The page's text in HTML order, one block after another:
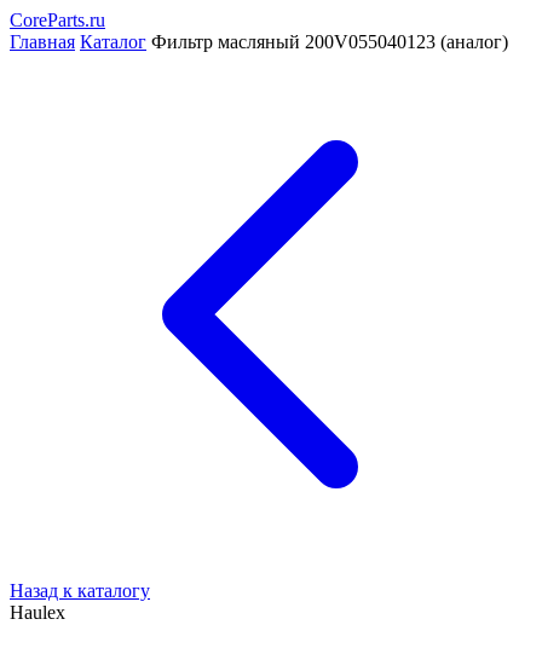
CoreParts.ru
Главная Каталог Фильтр масляный 200V055040123 (аналог)
Назад к каталогу
Haulex